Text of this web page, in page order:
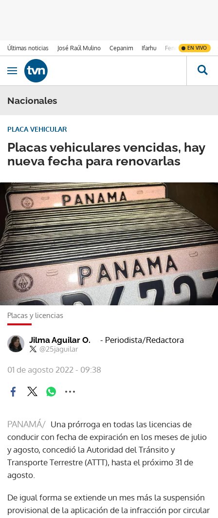
Últimas noticias José Raúl Mulino Cepanim Ifarhu Fenómeno de El
EN VIVO
Ir al contenido
Obrir navegació
Nacionales
Placas vehiculares vencidas, hay
nueva fecha para renovarlas
PLACA VEHICULAR
Placas y licencias
Jilma Aguilar O.
@25jaguilar
- Periodista/Redactora
01 de agosto 2022 - 09:38
PANAMÁ/ Una prórroga en todas las licencias de
conducir con fecha de expiración en los meses de julio
y agosto, concedió la Autoridad del Tránsito y
Transporte Terrestre (ATTT), hasta el próximo 31 de
agosto.
De igual forma se extiende un mes más la suspensión
provisional de la aplicación de la infracción por circular